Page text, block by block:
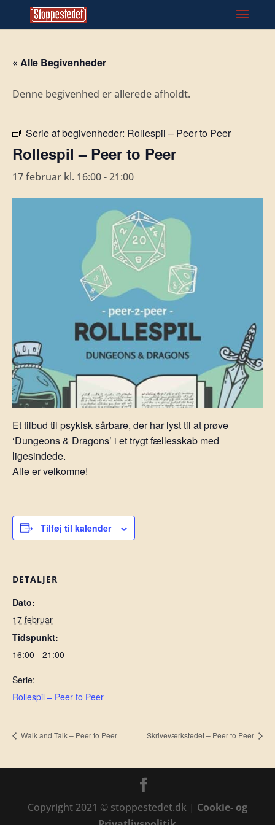
« Alle Begivenheder
Denne begivenhed er allerede afholdt.
Serie af begivenheder: Rollespil – Peer to Peer
Rollespil – Peer to Peer
17 februar kl. 16:00-21:00
Et tilbud til psykisk sårbare, der har lyst til at prøve
‘Dungeons & Dragons’ i et trygt fællesskab med
ligesindede.
Alle er velkomne!
Tilføj til kalender
DETALJER
Dato:
17 februar
Tidspunkt:
16:00 - 21:00
Serie:
Rollespil – Peer to Peer
Walk and Talk – Peer to Peer Skriveværkstedet – Peer to Peer
Copyright 2021 © stoppestedet.dk | Cookie- og